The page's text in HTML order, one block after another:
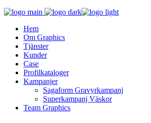
Hem
Om Graphics
Tjänster
Kunder
Case
Profilkataloger
Kampanjer
Sagaform Gravyrkampanj
Superkampanj Väskor
Team Graphics